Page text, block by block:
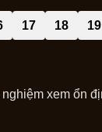
17 18 19
xem ổn